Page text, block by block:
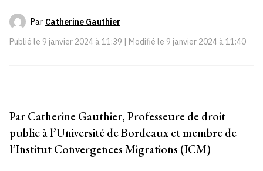
Par Catherine Gauthier
Publié le 9 janvier 2024 à 11:39 | Modifié le 9 janvier 2024 à 11:40
Par Catherine Gauthier, Professeure de droit
public à l’Université de Bordeaux et membre de
l’Institut Convergences Migrations (ICM)